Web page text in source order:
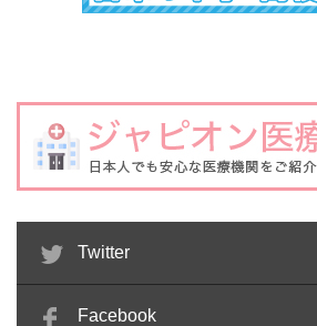
Twitter
Facebook